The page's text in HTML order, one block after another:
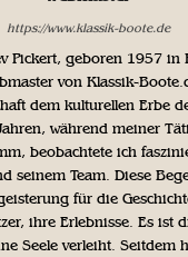
https://www.klassik-boote.de
Pickert, geboren 1957 in
von Klassik-
dem kulturellen Erbe
während meiner
beobachtete ich
seinem Team. Diese
für die
ihre Erlebnisse. Es ist
Seele verleiht. Seitdem